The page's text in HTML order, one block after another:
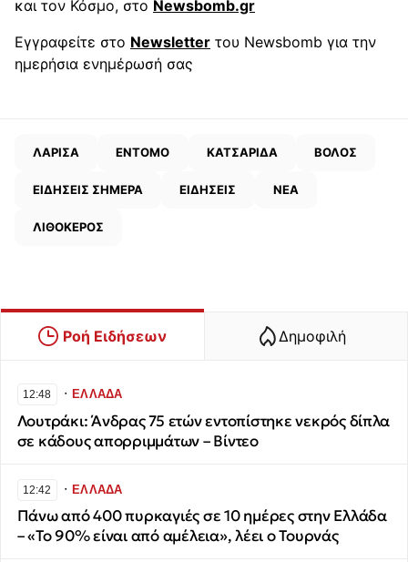
και τον Κόσμο, στο Newsbomb.gr
Εγγραφείτε στο Newsletter του Newsbomb για την
ημερήσια ενημέρωσή σας
ΛΑΡΙΣΑ ΕΝΤΟΜΟ ΚΑΤΣΑΡΙΔΑ ΒΟΛΟΣ
ΕΙΔΗΣΕΙΣ ΣΗΜΕΡΑ ΕΙΔΗΣΕΙΣ ΝΕΑ
ΛΙΘΟΚΕΡΟΣ
Ροή Ειδήσεων Δημοφιλή
12:48 ∙ΕΛΛΑΔΑ
Λουτράκι: Άνδρας 75 ετών εντοπίστηκε νεκρός δίπλα
σε κάδους απορριμμάτων – Βίντεο
12:42 ∙ΕΛΛΑΔΑ
Πάνω από 400 πυρκαγιές σε 10 ημέρες στην Ελλάδα
– «Το 90% είναι από αμέλεια», λέει ο Τουρνάς